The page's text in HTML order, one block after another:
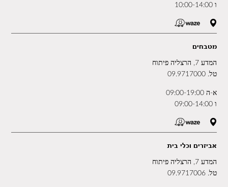
ו 10:00-14:00
מטבחים
המדע 7, הרצליה פיתוח
טל.09.9717000
א-ה 09:00-19:00
ו 09:00-14:00
אביזרים וכלי בית
המדע 7, הרצליה פיתוח
טל.09.9717006